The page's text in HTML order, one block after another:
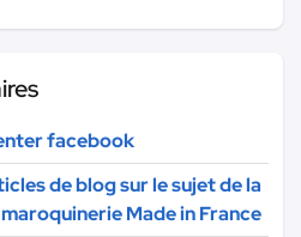
facebook
de blog sur le sujet de la
maroquinerie Made in France